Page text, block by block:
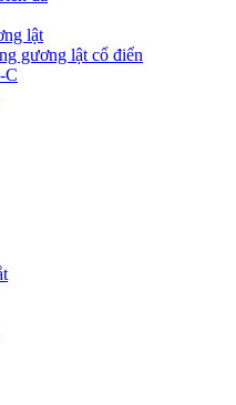
lật
gương lật cổ điển
C